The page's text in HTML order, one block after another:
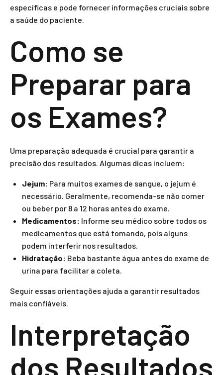
específicas e pode fornecer informações cruciais sobre
a saúde do paciente.
Como se
Preparar para
os Exames?
Uma preparação adequada é crucial para garantir a
precisão dos resultados. Algumas dicas incluem:
Jejum: Para muitos exames de sangue, o jejum é
necessário. Geralmente, recomenda-se não comer
ou beber por 8 a 12 horas antes do exame.
Medicamentos: Informe seu médico sobre todos os
medicamentos que está tomando, pois alguns
podem interferir nos resultados.
Hidratação: Beba bastante água antes do exame de
urina para facilitar a coleta.
Seguir essas orientações ajuda a garantir resultados
mais confiáveis.
Interpretação
dos Resultados